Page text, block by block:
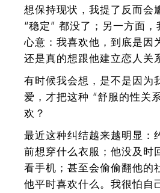
想保持现状，我提了反而会
“稳定” 都没了；另一方面
心意：我喜欢他，到底是因
还是真的想跟他建立恋人关
有时候我会想，是不是因为
爱，才把这种 “舒服的性关
欢？
最近这种纠结越来越明显：
前想穿什么衣服；他没及时
看手机；甚至会偷偷翻他的
他平时喜欢什么。我很怕自